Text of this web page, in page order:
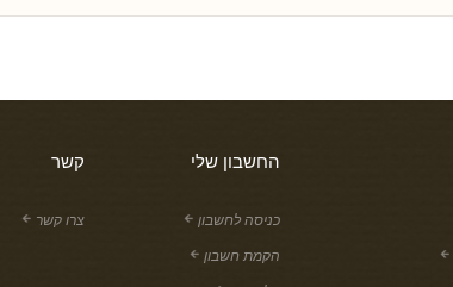
קשר
צרו קשר
החשבון שלי
כניסה לחשבון
הקמת חשבון